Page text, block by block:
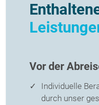
Vor der
Individuelle
durch unser